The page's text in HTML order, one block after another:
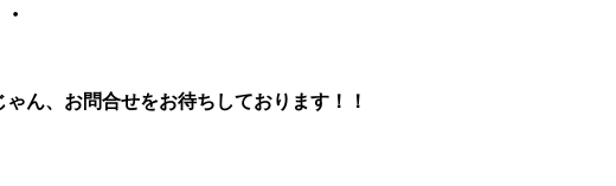
ん、お問合せをお待ちしております！！